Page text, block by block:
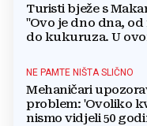
Turisti bježe s
"Ovo je dno dna,
do kukuruza. U
NE PAMTE NIŠTA SLIČNO
Mehaničari
problem: 'Ovoliko
nismo vidjeli 50